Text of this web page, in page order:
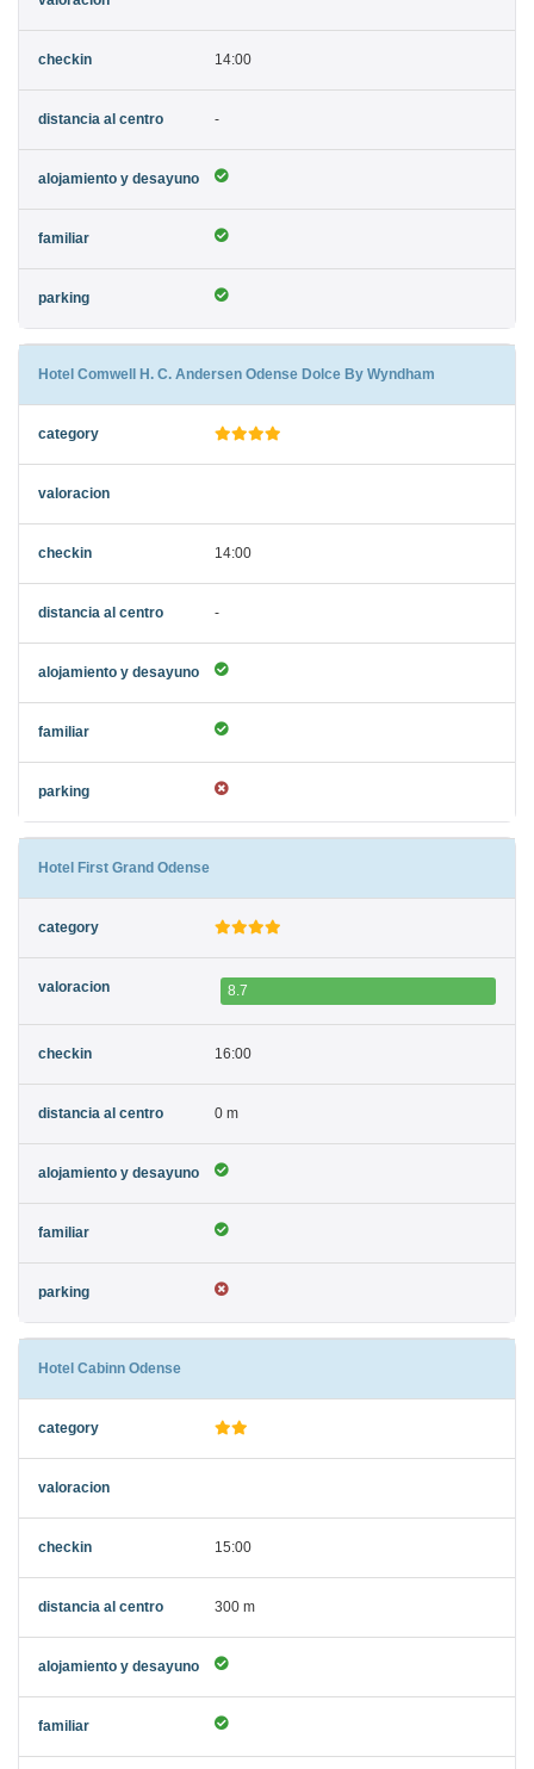
14:00
-
Hotel Comwell H. C. Andersen Odense Dolce By Wyndham
14:00
-
Hotel First Grand Odense
8.7
16:00
0 m
Hotel Cabinn Odense
15:00
300 m